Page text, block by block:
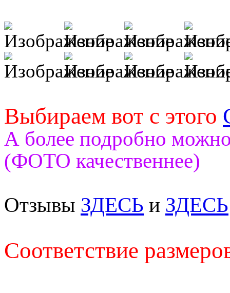
Выбираем вот с этого
А более подробно
(ФОТО качественнее)
Отзывы ЗДЕСЬ и ЗДЕСЬ
Соответствие